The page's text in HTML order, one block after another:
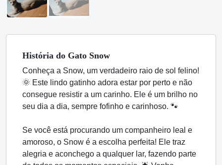
História do Gato Snow
Conheça a Snow, um verdadeiro raio de sol felino!
🌞 Este lindo gatinho adora estar por perto e não
consegue resistir a um carinho. Ele é um brilho no
seu dia a dia, sempre fofinho e carinhoso. 🐾
Se você está procurando um companheiro leal e
amoroso, o Snow é a escolha perfeita! Ele traz
alegria e aconchego a qualquer lar, fazendo parte